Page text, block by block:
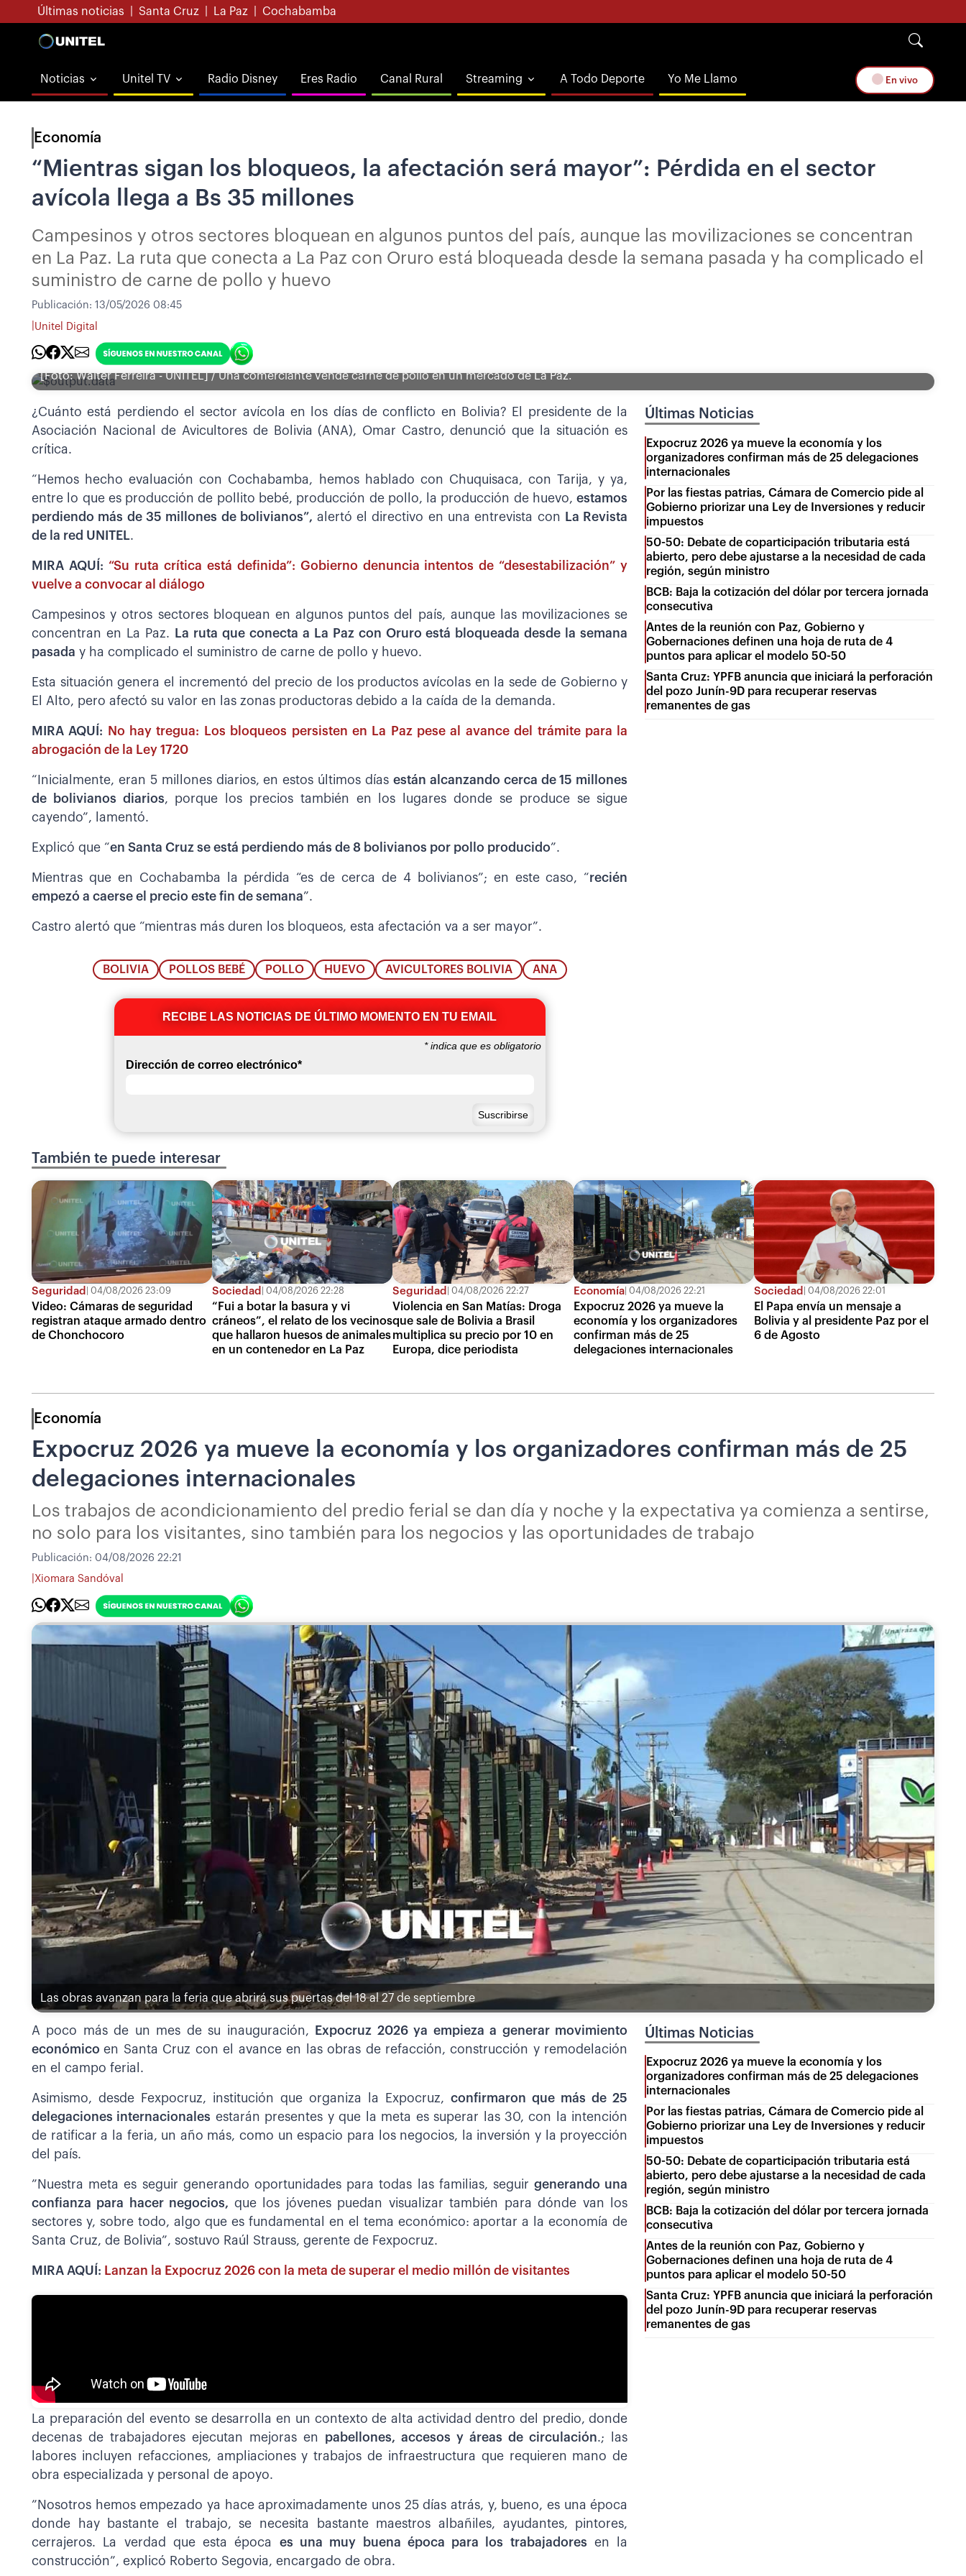
Últimas noticias Santa Cruz La Paz Cochabamba
Noticias Unitel TV Radio Disney Eres Radio Canal Rural Streaming A Todo Deporte Yo Me Llamo En vivo
Economía
“Mientras sigan los bloqueos, la afectación será mayor”: Pérdida en el sector
avícola llega a Bs 35 millones
Campesinos y otros sectores bloquean en algunos puntos del país, aunque las movilizaciones se concentran
en La Paz. La ruta que conecta a La Paz con Oruro está bloqueada desde la semana pasada y ha complicado el
suministro de carne de pollo y huevo
Publicación: 13/05/2026 08:45
Unitel Digital
[Foto: Wálter Ferreira - UNITEL] / Una comerciante vende carne de pollo en un mercado de La Paz.
¿Cuánto está perdiendo el sector avícola en los días de conflicto en Bolivia? El presidente de la
Asociación Nacional de Avicultores de Bolivia (ANA), Omar Castro, denunció que la situación es
crítica.
“Hemos hecho evaluación con Cochabamba, hemos hablado con Chuquisaca, con Tarija, y ya,
entre lo que es producción de pollito bebé, producción de pollo, la producción de huevo,estamos
perdiendo más de 35 millones de bolivianos”, alertó el directivo en una entrevista con La Revista
de la red UNITEL.
MIRA AQUÍ: “Su ruta crítica está definida”: Gobierno denuncia intentos de “desestabilización” y
vuelve a convocar al diálogo
Campesinos y otros sectores bloquean en algunos puntos del país, aunque las movilizaciones se
concentran en La Paz.
La ruta que conecta a La Paz con Oruro está bloqueada desde la semana
pasada y ha complicado el suministro de carne de pollo y huevo.
Esta situación genera el incrementó del precio de los productos avícolas en la sede de Gobierno y
El Alto, pero afectó su valor en las zonas productoras debido a la caída de la demanda.
MIRA AQUÍ:
No hay tregua: Los bloqueos persisten en La Paz pese al avance del trámite para la
abrogación de la Ley 1720
“Inicialmente, eran 5 millones diarios, en estos últimos días están alcanzando cerca de 15 millones
de bolivianos diarios, porque los precios también en los lugares donde se produce se sigue
cayendo”, lamentó.
Explicó que “en Santa Cruz se está perdiendo más de 8 bolivianos por pollo producido”.
Mientras que en Cochabamba la pérdida “es de cerca de 4 bolivianos”; en este caso, “recién
empezó a caerse el precio este fin de semana”.
Castro alertó que “mientras más duren los bloqueos, esta afectación va a ser mayor”.
BOLIVIA POLLOS BEBÉ POLLO HUEVO AVICULTORES BOLIVIA ANA
RECIBE LAS NOTICIAS DE ÚLTIMO MOMENTO EN TU EMAIL
*indica que es obligatorio
Dirección de correo electrónico*
Últimas Noticias
Expocruz 2026 ya mueve la economía y los
organizadores confirman más de 25 delegaciones
internacionales
Por las fiestas patrias, Cámara de Comercio pide al
Gobierno priorizar una Ley de Inversiones y reducir
impuestos
50-50: Debate de coparticipación tributaria está
abierto, pero debe ajustarse a la necesidad de cada
región, según ministro
BCB: Baja la cotización del dólar por tercera jornada
consecutiva
Antes de la reunión con Paz, Gobierno y
Gobernaciones definen una hoja de ruta de 4
puntos para aplicar el modelo 50-50
Santa Cruz: YPFB anuncia que iniciará la perforación
del pozo Junín-9D para recuperar reservas
remanentes de gas
También te puede interesar
Seguridad 04/08/2026 23:09
Video: Cámaras de seguridad
registran ataque armado dentro
de Chonchocoro
Sociedad 04/08/2026 22:28
“Fui a botar la basura y vi
cráneos”, el relato de los vecinos
que hallaron huesos de animales
en un contenedor en La Paz
Seguridad 04/08/2026 22:27
Violencia en San Matías: Droga
que sale de Bolivia a Brasil
multiplica su precio por 10 en
Europa, dice periodista
Economía 04/08/2026 22:21
Expocruz 2026 ya mueve la
economía y los organizadores
confirman más de 25
delegaciones internacionales
Sociedad 04/08/2026 22:01
El Papa envía un mensaje a
Bolivia y al presidente Paz por el
6 de Agosto
Economía
Expocruz 2026 ya mueve la economía y los organizadores confirman más de 25
delegaciones internacionales
Los trabajos de acondicionamiento del predio ferial se dan día y noche y la expectativa ya comienza a sentirse,
no solo para los visitantes, sino también para los negocios y las oportunidades de trabajo
Publicación: 04/08/2026 22:21
Xiomara Sandóval
Las obras avanzan para la feria que abrirá sus puertas del 18 al 27 de septiembre
A poco más de un mes de su inauguración,
Expocruz 2026 ya empieza a generar movimiento
económicoen Santa Cruz con el avance en las obras de refacción, construcción y remodelación
en el campo ferial.
Asimismo, desde Fexpocruz, institución que organiza la Expocruz,confirmaron que más de 25
delegaciones internacionales estarán presentes y que la meta es superar las 30, con la intención
de ratificar a la feria, un año más, como un espacio para los negocios, la inversión y la proyección
del país.
”Nuestra meta es seguir generando oportunidades para todas las familias, seguirgenerando una
confianza para hacer negocios, que los jóvenes puedan visualizar también para dónde van los
sectores y, sobre todo, algo que es fundamental en el tema económico: aportar a la economía de
Santa Cruz, de Bolivia”, sostuvo Raúl Strauss, gerente de Fexpocruz.
MIRA AQUÍ: Lanzan la Expocruz 2026 con la meta de superar el medio millón de visitantes
La preparación del evento se desarrolla en un contexto de alta actividad dentro del predio, donde
decenas de trabajadores ejecutan mejoras en pabellones, accesos y áreas de circulación.; las
labores incluyen refacciones, ampliaciones y trabajos de infraestructura que requieren mano de
obra especializada y personal de apoyo.
”Nosotros hemos empezado ya hace aproximadamente unos 25 días atrás, y, bueno, es una época
donde hay bastante el trabajo, se necesita bastante maestros albañiles, ayudantes, pintores,
cerrajeros. La verdad que esta época es una muy buena época para los trabajadores en la
construcción”, explicó Roberto Segovia, encargado de obra.
Últimas Noticias
Expocruz 2026 ya mueve la economía y los
organizadores confirman más de 25 delegaciones
internacionales
Por las fiestas patrias, Cámara de Comercio pide al
Gobierno priorizar una Ley de Inversiones y reducir
impuestos
50-50: Debate de coparticipación tributaria está
abierto, pero debe ajustarse a la necesidad de cada
región, según ministro
BCB: Baja la cotización del dólar por tercera jornada
consecutiva
Antes de la reunión con Paz, Gobierno y
Gobernaciones definen una hoja de ruta de 4
puntos para aplicar el modelo 50-50
Santa Cruz: YPFB anuncia que iniciará la perforación
del pozo Junín-9D para recuperar reservas
remanentes de gas